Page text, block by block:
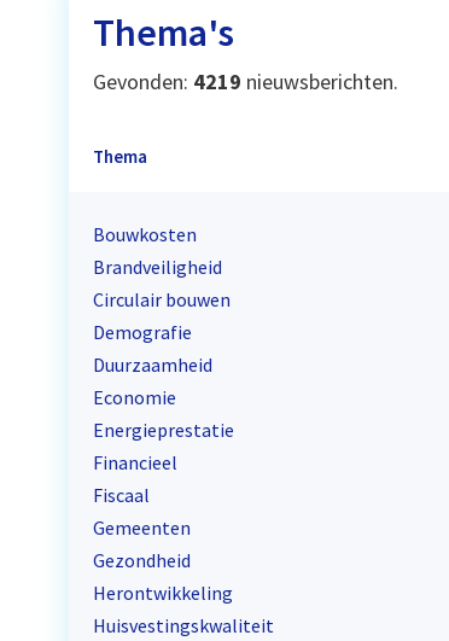
Thema's
Gevonden: 4219 nieuwsberichten.
Thema
Bouwkosten
Brandveiligheid
Circulair bouwen
Demografie
Duurzaamheid
Economie
Energieprestatie
Financieel
Fiscaal
Gemeenten
Gezondheid
Herontwikkeling
Huisvestingskwaliteit